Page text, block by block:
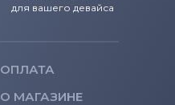
для вашего девайса
ОПЛАТА
О МАГАЗИНЕ